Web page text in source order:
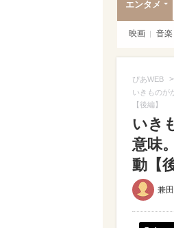
エンタメ
映画 音楽
ぴあWEB >
いきものが
【後編】
いき
意味
動【
兼